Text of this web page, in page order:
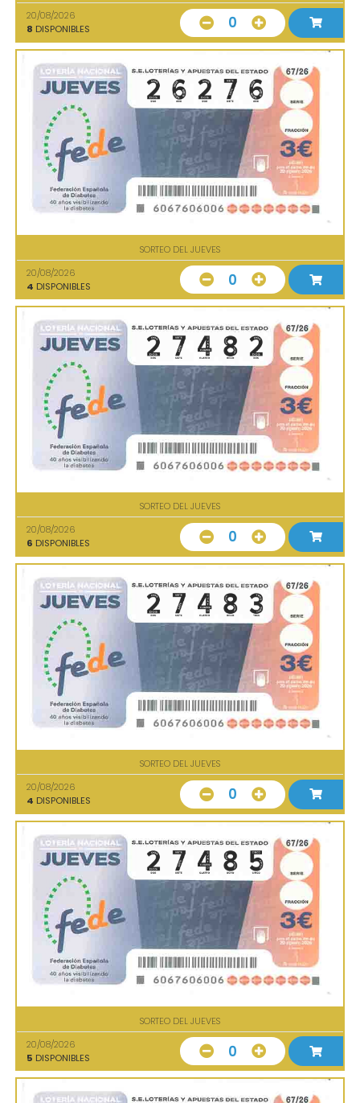
20/08/2026
8 DISPONIBLES 0
SORTEO DEL JUEVES
20/08/2026
4 DISPONIBLES 0
SORTEO DEL JUEVES
20/08/2026
6 DISPONIBLES 0
SORTEO DEL JUEVES
20/08/2026
4 DISPONIBLES 0
SORTEO DEL JUEVES
20/08/2026
5 DISPONIBLES 0